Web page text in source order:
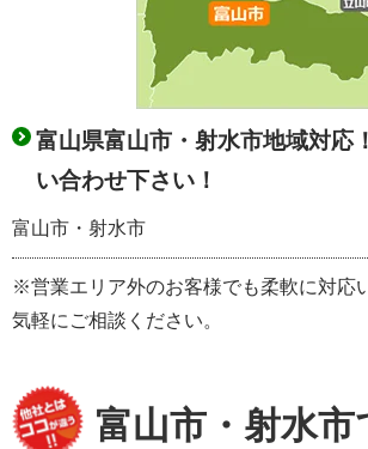
富山県富山市・射水市地域対応
い合わせ下さい！
富山市・射水市
※営業エリア外のお客様でも柔軟に対応
気軽にご相談ください。
富山市・射水市